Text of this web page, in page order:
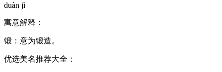
duàn jì
寓意解释：
锻：意为锻造。
优选美名推荐大全：